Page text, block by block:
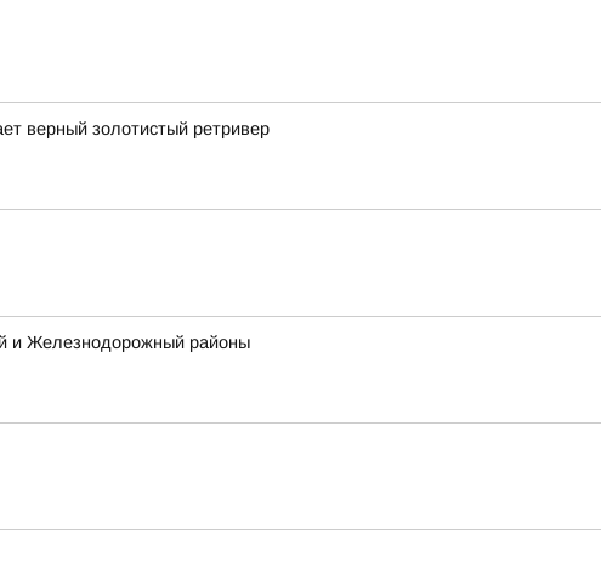
верный золотистый ретривер
и Железнодорожный районы